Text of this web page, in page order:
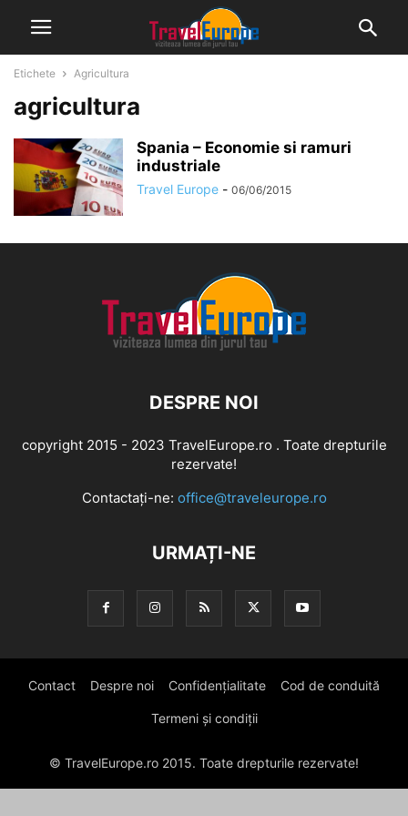
Etichete Agricultura
agricultura
Spania – Economie si ramuri
industriale
Travel Europe - 06/06/2015
DESPRE NOI
copyright 2015 - 2023 TravelEurope.ro . Toate drepturile
rezervate!
Contactați-ne: office@traveleurope.ro
URMAȚI-NE
Contact Despre noi Confidențialitate Cod de conduită
Termeni și condiții
© TravelEurope.ro 2015. Toate drepturile rezervate!